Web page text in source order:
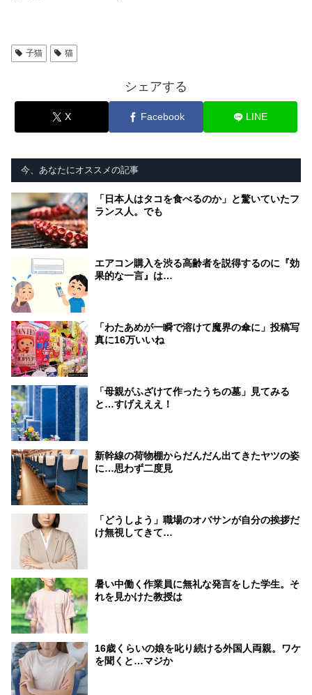
子猫 猫
シェアする
X Facebook LINE
今、あなたにオススメの記事
「日本人はタコを食べるのか」と驚いていたフ
ランス人。でも
エアコン購入を渋る高齢者を説得するのに『効
果的な一言』は…
「わたあめが一瞬で溶けて魔界の傘に」投稿写
真に16万いいね
「母親がふざけて作ったうちの墓」見てみる
と…すげえええ！
新幹線の荷物棚からだんだん出てきたヤツの姿
に…思わず二度見
「どうしよう」職場のオバサンが自分の挨拶だ
け無視してきて…
暑い中働く作業員に無礼な発言をした学生。そ
れを見かけた教授は
16歳くらいの娘を叱り続ける外国人両親。ワケ
を聞くと…マジか